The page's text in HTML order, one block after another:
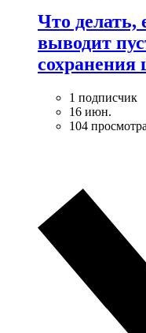
Что делать,
выводит
сохранения
1 подписчик
16 июн.
104 просмотра